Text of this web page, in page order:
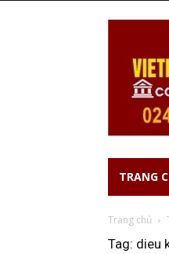
TRANG
Trang chủ
Tag: dieu